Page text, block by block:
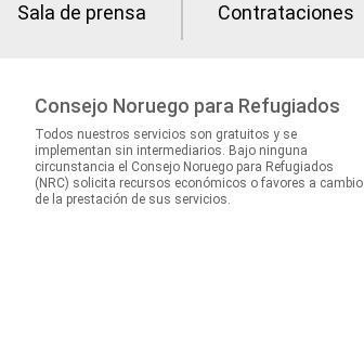
Sala de prensa Contrataciones
Consejo Noruego para Refugiados
Todos nuestros servicios son gratuitos y se
implementan sin intermediarios. Bajo ninguna
circunstancia el Consejo Noruego para Refugiados
(NRC) solicita recursos económicos o favores a cambio
de la prestación de sus servicios.